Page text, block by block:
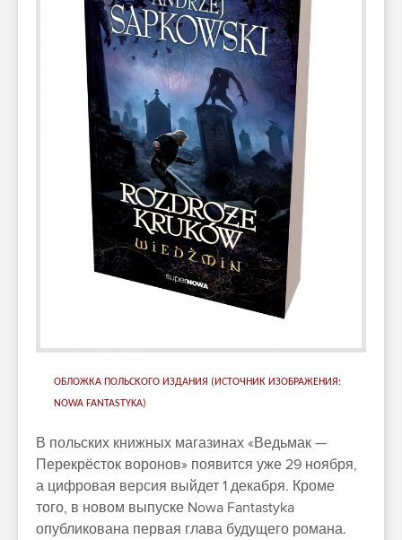
ОБЛОЖКА ПОЛЬСКОГО ИЗДАНИЯ (ИСТОЧНИК ИЗОБРАЖЕНИЯ:
NOWA FANTASTYKA)
В польских книжных магазинах «Ведьмак —
Перекрёсток воронов» появится уже 29 ноября,
а цифровая версия выйдет 1 декабря. Кроме
того, в новом выпуске Nowa Fantastyka
опубликована первая глава будущего романа.